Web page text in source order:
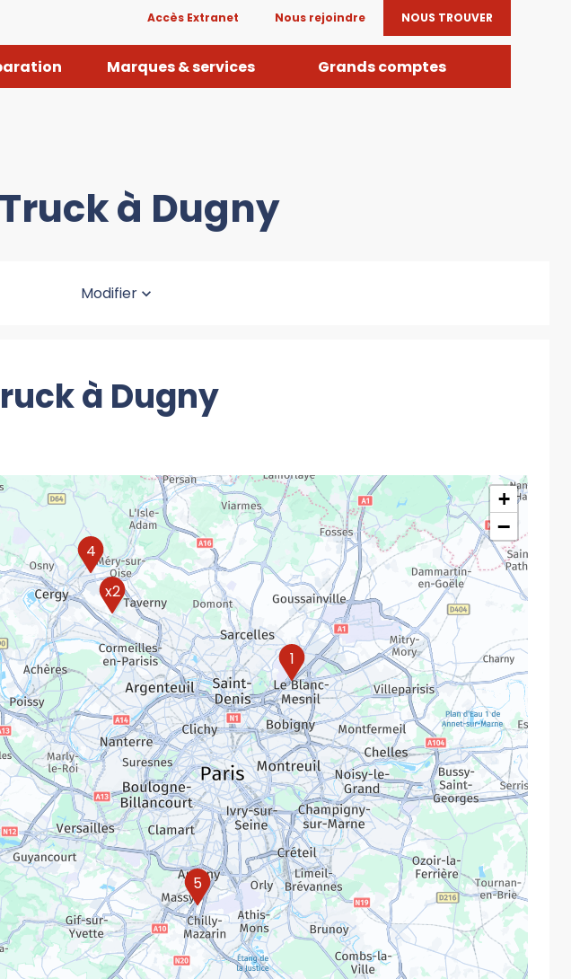
Accès Extranet Nous rejoindre NOUS TROUVER
Marques & services Grands comptes
à Dugny
Modifier
à Dugny
5
1
4
x2
+
−